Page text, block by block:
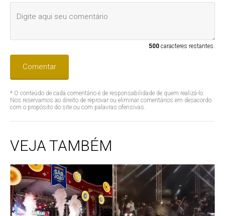
500caracteres restantes.
Comentar
* O conteúdo de cada comentário é de responsabilidade de quem realizá-lo.
Nos reservamos ao direito de reprovar ou eliminar comentários em desacordo
com o propósito do site ou com palavras ofensivas.
VEJA TAMBÉM